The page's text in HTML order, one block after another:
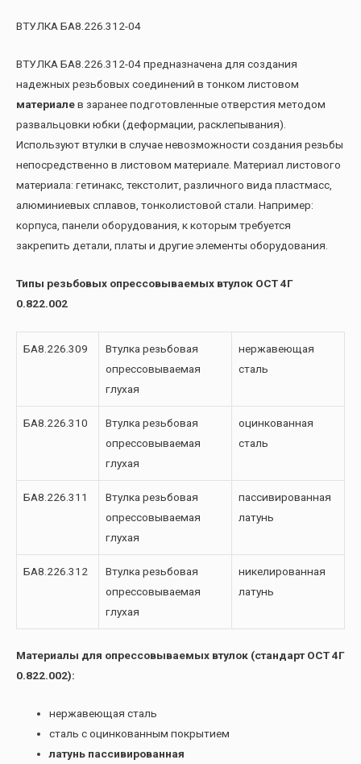
ВТУЛКА БА8.226.312-04
ВТУЛКА БА8.226.312-04 предназначена для создания
надежных резьбовых соединений в тонком листовом
материалев заранее подготовленные отверстия методом
развальцовки юбки (деформации, расклепывания).
Используют втулки в случае невозможности создания резьбы
непосредственно в листовом материале. Материал листового
материала: гетинакс, текстолит, различного вида пластмасс,
алюминиевых сплавов, тонколистовой стали. Например:
корпуса, панели оборудования, к которым требуется
закрепить детали, платы и другие элементы оборудования.
Типы резьбовых опрессовываемых втулок ОСТ 4Г
0.822.002
БА8.226.309
Втулка резьбовая
опрессовываемая
глухая
нержавеющая
сталь
БА8.226.310
Втулка резьбовая
опрессовываемая
глухая
оцинкованная
сталь
БА8.226.311
Втулка резьбовая
опрессовываемая
глухая
пассивированная
латунь
БА8.226.312
Втулка резьбовая
опрессовываемая
глухая
никелированная
латунь
Материалы для опрессовываемых втулок (стандарт ОСТ 4Г
0.822.002):
нержавеющая сталь
сталь с оцинкованным покрытием
латунь пассивированная